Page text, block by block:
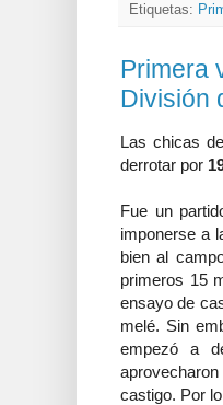
Etiquetas:
Primera
División
Las chicas
derrotar por
Fue un
imponerse a
bien al
primeros 15
ensayo de
melé. Sin
empezó a
castigo. Por